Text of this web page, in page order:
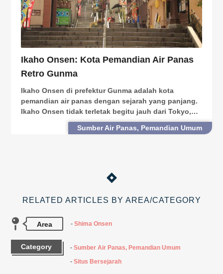
Ikaho Onsen: Kota Pemandian Air Panas
Retro Gunma
Ikaho Onsen di prefektur Gunma adalah kota
pemandian air panas dengan sejarah yang panjang.
Ikaho Onsen tidak terletak begitu jauh dari Tokyo,
jadi Anda dapat mengunjunginya dan balik lagi ke
Tokyo dalam hari yang sama. Kota ini memiliki
Sumber Air Panas, Pemandian Umum
RELATED ARTICLES BY AREA/CATEGORY
Area Shima Onsen
Category
Sumber Air Panas, Pemandian Umum
Situs Bersejarah